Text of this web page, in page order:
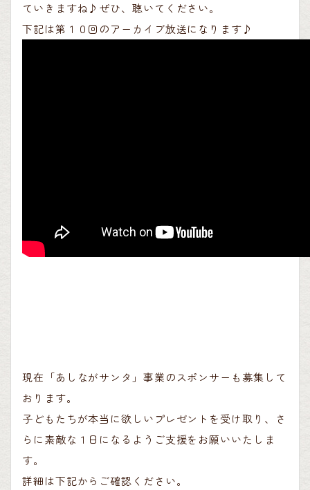
ていきますね♪ぜひ、聴いてください。
下記は第１０回のアーカイブ放送になります♪
現在「あしながサンタ」事業のスポンサーも募集して
おります。
子どもたちが本当に欲しいプレゼントを受け取り、さ
らに素敵な１日になるようご支援をお願いいたしま
す。
詳細は下記からご確認ください。